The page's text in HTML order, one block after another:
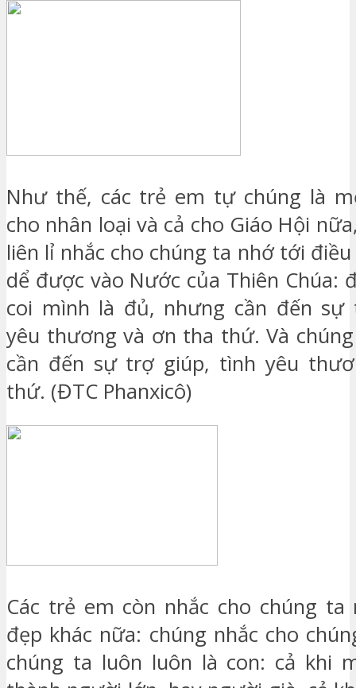
Như thế, các trẻ em tự chúng là
cho nhân loại và cả cho Giáo Hội
liên lỉ nhắc cho chúng ta nhớ tới
dể được vào Nước của Thiên Chúa:
coi mình là đủ, nhưng cần đến
yêu thương và ơn tha thứ. Và
cần đến sự trợ giúp, tình yêu
thứ. (ĐTC Phanxicô)
Các trẻ em còn nhắc cho chúng
đẹp khác nữa: chúng nhắc cho
chúng ta luôn luôn là con: cả khi